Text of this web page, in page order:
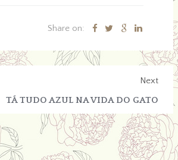
Share on:
Next
TÁ TUDO AZUL NA VIDA DO GATO